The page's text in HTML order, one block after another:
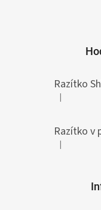
Hodnocení
|
Hodnocení
|